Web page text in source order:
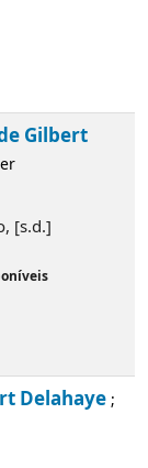
Gilbert
[s.d.]
Delahaye;